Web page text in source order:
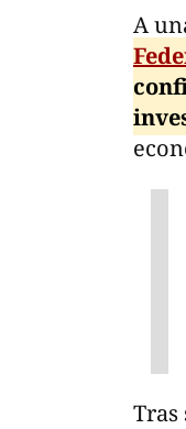
A
Tras